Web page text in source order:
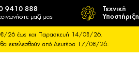
9410 888
μαζί μας
Τεχνική
Υποστήριξη
08/26 έως και Παρασκευή 14/08/26.
εκτελεσθούν από Δευτέρα 17/08/26.